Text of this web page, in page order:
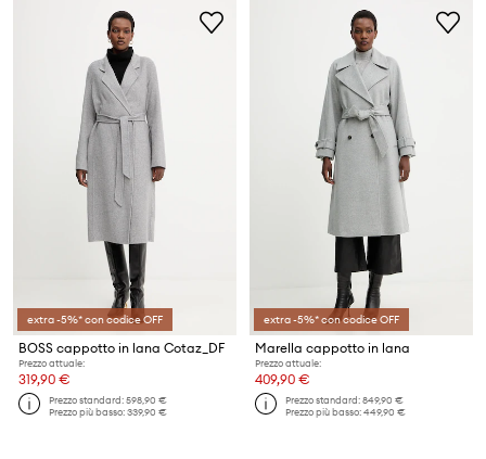
extra -5%* con codice OFF
BOSS cappotto in lana Cotaz_DF
Prezzo attuale:
319,90 €
Prezzo standard:598,90 €
Prezzo più basso:339,90 €
extra -5%* con codice OFF
Marella cappotto in lana
Prezzo attuale:
409,90 €
Prezzo standard:849,90 €
Prezzo più basso:449,90 €